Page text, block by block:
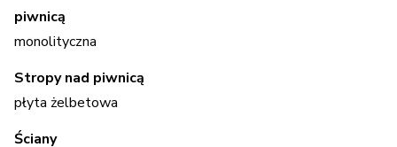
piwnicą
monolityczna
Stropy nad piwnicą
płyta żelbetowa
Ściany